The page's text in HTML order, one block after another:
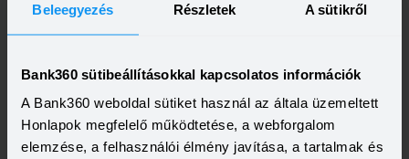
Beleegyezés Részletek A sütikről
Bank360 sütibeállításokkal kapcsolatos információk
A Bank360 weboldal sütiket használ az általa üzemeltett
Honlapok megfelelő működtetése, a webforgalom
elemzése, a felhasználói élmény javítása, a tartalmak és